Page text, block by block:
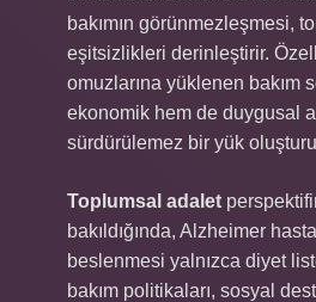
bakımın görünmezleşmesi,
eşitsizlikleri derinleştirir.
omuzlarına yüklenen bakım
ekonomik hem de duygusal
sürdürülemez bir yük
Toplumsal adalet
bakıldığında, Alzheimer
beslenmesi yalnızca diyet
bakım politikaları, sosyal